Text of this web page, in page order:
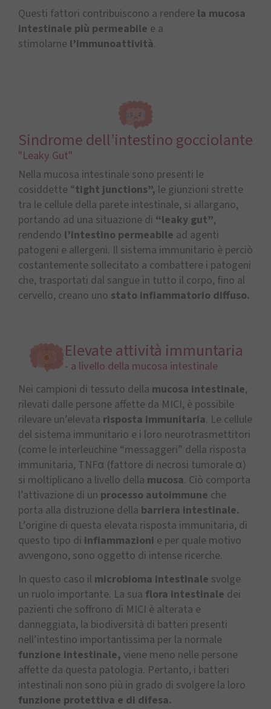
Questi fattori contribuiscono a rendere la mucosa
intestinale più permeabile e a
stimolarne l’immunoattività.
Sindrome dell’intestino gocciolante
"Leaky Gut"
Nella mucosa intestinale sono presenti le
cosiddette “tight junctions”, le giunzioni strette
tra le cellule della parete intestinale, si allargano,
portando ad una situazione di “leaky gut”,
rendendo l’intestino permeabile ad agenti
patogeni e allergeni. Il sistema immunitario è perciò
costantemente sollecitato a combattere i patogeni
che, trasportati dal sangue in tutto il corpo, fino al
cervello, creano uno stato infiammatorio diffuso.
Elevate attività immuntaria
- a livello della mucosa intestinale
Nei campioni di tessuto della mucosa intestinale,
rilevati dalle persone affette da MICI, è possibile
rilevare un’elevata risposta immunitaria. Le cellule
del sistema immunitario e i loro neurotrasmettitori
(come le interleuchine “messaggeri” della risposta
immunitaria, TNFα (fattore di necrosi tumorale α)
si moltiplicano a livello della mucosa. Ciò comporta
l’attivazione di un processo autoimmune che
porta alla distruzione della barriera intestinale.
L’origine di questa elevata risposta immunitaria, di
questo tipo di infiammazioni e per quale motivo
avvengono, sono oggetto di intense ricerche.
In questo caso il microbioma intestinale svolge
un ruolo importante. La sua flora intestinale dei
pazienti che soffrono di MICI è alterata e
danneggiata, la biodiversità di batteri presenti
nell’intestino importantissima per la normale
funzione intestinale, viene meno nelle persone
affette da questa patologia. Pertanto, i batteri
intestinali non sono più in grado di svolgere la loro
funzione protettiva e di difesa.